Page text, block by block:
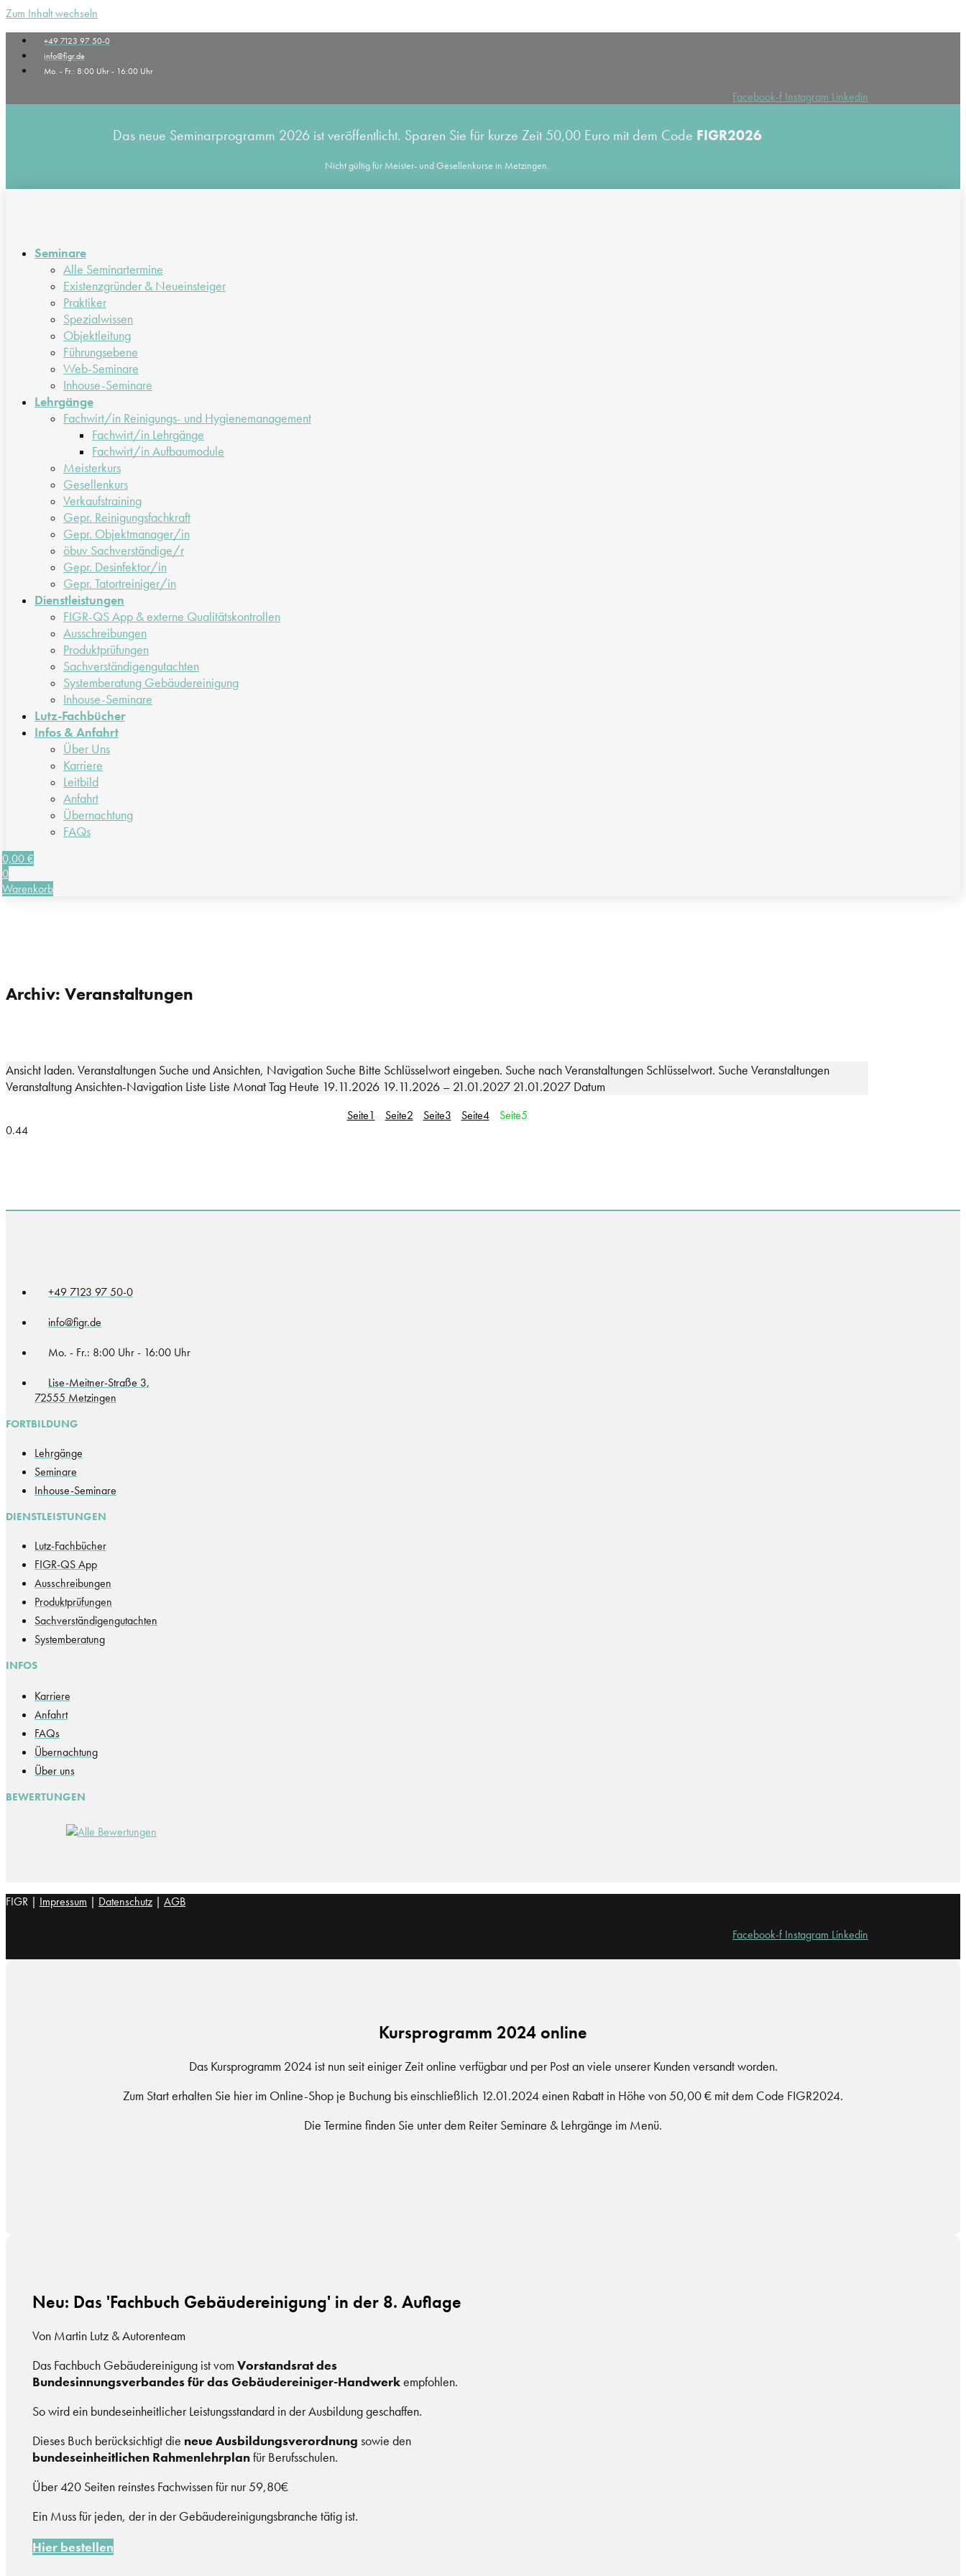
Zum Inhalt wechseln
+49 7123 97 50-0
info@figr.de
Mo. - Fr.: 8:00 Uhr - 16:00 Uhr
Facebook-f Instagram Linkedin
Das neue Seminarprogramm 2026 ist veröffentlicht. Sparen Sie für kurze Zeit 50,00 Euro mit dem Code FIGR2026
Nicht gültig für Meister- und Gesellenkurse in Metzingen.
Seminare
Alle Seminartermine
Existenzgründer & Neueinsteiger
Praktiker
Spezialwissen
Objektleitung
Führungsebene
Web-Seminare
Inhouse-Seminare
Lehrgänge
Fachwirt/in Reinigungs- und Hygienemanagement
Fachwirt/in Lehrgänge
Fachwirt/in Aufbaumodule
Meisterkurs
Gesellenkurs
Verkaufstraining
Gepr. Reinigungsfachkraft
Gepr. Objektmanager/in
öbuv Sachverständige/r
Gepr. Desinfektor/in
Gepr. Tatortreiniger/in
Dienstleistungen
FIGR-QS App & externe Qualitätskontrollen
Ausschreibungen
Produktprüfungen
Sachverständigengutachten
Systemberatung Gebäudereinigung
Inhouse-Seminare
Lutz-Fachbücher
Infos & Anfahrt
Über Uns
Karriere
Leitbild
Anfahrt
Übernachtung
FAQs
0,00€
0
Warenkorb
Archiv: Veranstaltungen
Ansicht laden. Veranstaltungen Suche und Ansichten, Navigation Suche Bitte Schlüsselwort eingeben. Suche nach Veranstaltungen Schlüsselwort. Suche Veranstaltungen
Veranstaltung Ansichten-Navigation Liste Liste Monat Tag Heute 19.11.2026 19.11.2026 – 21.01.2027 21.01.2027 Datum
Seite1 Seite2 Seite3 Seite4 Seite5
+49 7123 97 50-0
info@figr.de
Mo. - Fr.: 8:00 Uhr - 16:00 Uhr
Lise-Meitner-Straße 3,
72555 Metzingen
FORTBILDUNG
Lehrgänge
Seminare
Inhouse-Seminare
DIENSTLEISTUNGEN
Lutz-Fachbücher
FIGR-QS App
Ausschreibungen
Produktprüfungen
Sachverständigengutachten
Systemberatung
INFOS
Karriere
Anfahrt
FAQs
Übernachtung
Über uns
BEWERTUNGEN
FIGR | Impressum | Datenschutz | AGB
Facebook-f Instagram Linkedin
Kursprogramm 2024 online
Das Kursprogramm 2024 ist nun seit einiger Zeit online verfügbar und per Post an viele unserer Kunden versandt worden.
Zum Start erhalten Sie hier im Online-Shop je Buchung bis einschließlich 12.01.2024 einen Rabatt in Höhe von 50,00 € mit dem Code FIGR2024.
Die Termine finden Sie unter dem Reiter Seminare & Lehrgänge im Menü.
Neu: Das 'Fachbuch Gebäudereinigung' in der 8. Auflage
Von Martin Lutz & Autorenteam
Das Fachbuch Gebäudereinigung ist vom Vorstandsrat des
Bundesinnungsverbandes für das Gebäudereiniger-Handwerkempfohlen.
So wird ein bundeseinheitlicher Leistungsstandard in der Ausbildung geschaffen.
Dieses Buch berücksichtigt die neue Ausbildungsverordnung sowie den
bundeseinheitlichen Rahmenlehrplanfür Berufsschulen.
Über 420 Seiten reinstes Fachwissen für nur 59,80€
Ein Muss für jeden, der in der Gebäudereinigungsbranche tätig ist.
Hier bestellen